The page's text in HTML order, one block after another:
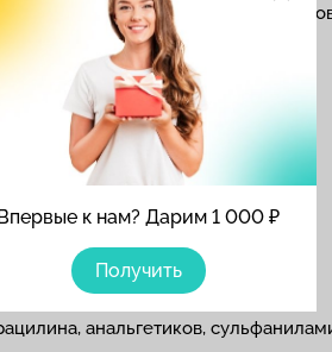
к нам? Дарим 1 000 ₽
Получить
раздражителями, но, как уже
герани.
анальгетиков,